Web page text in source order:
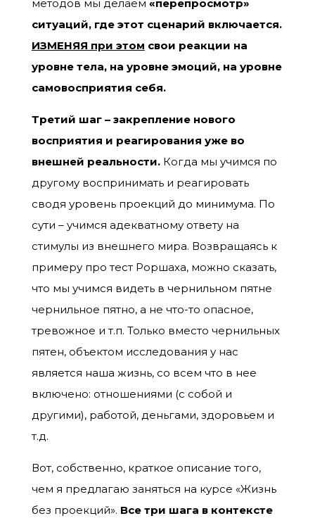
методов мы делаем «перепросмотр»
ситуаций, где этот сценарий включается.
ИЗМЕНЯЯ при этом свои реакции на
уровне тела, на уровне эмоций, на уровне
самовосприятия себя.
Третий шаг – закрепление нового
восприятия и реагирования уже во
внешней реальности.Когда мы учимся по
другому воспринимать и реагировать
сводя уровень проекций до минимума. По
сути – учимся адекватному ответу на
стимулы из внешнего мира. Возвращаясь к
примеру про тест Роршаха, можно сказать,
что мы учимся видеть в чернильном пятне
чернильное пятно, а не что-то опасное,
тревожное и т.п. Только вместо чернильных
пятен, объектом исследования у нас
является наша жизнь, со всем что в нее
включено: отношениями (с собой и
другими), работой, деньгами, здоровьем и
т.д.
Вот, собственно, краткое описание того,
чем я предлагаю заняться на курсе «Жизнь
без проекций». Все три шага в контексте